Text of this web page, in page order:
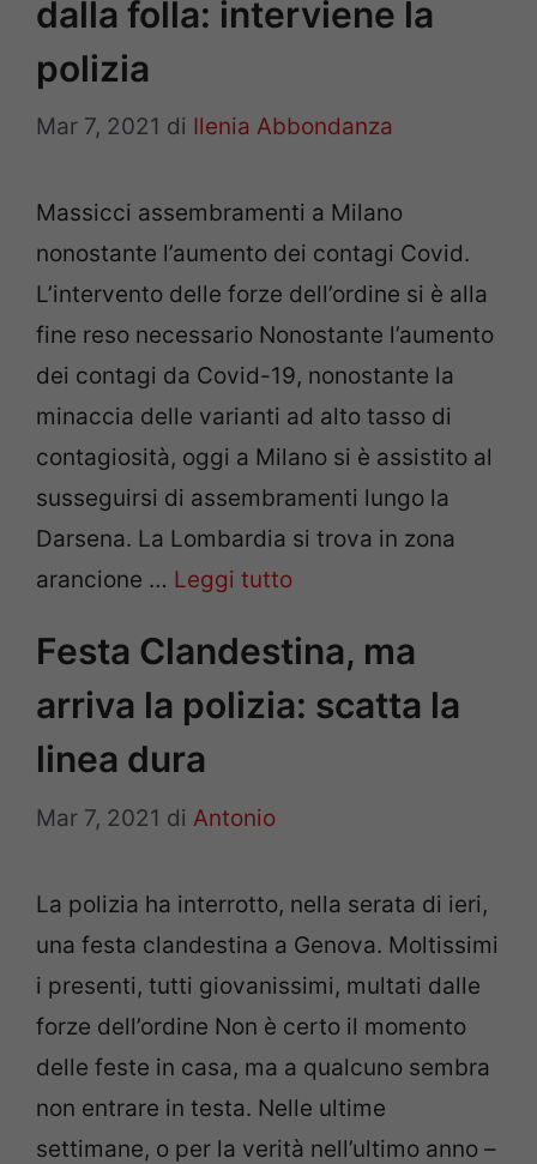
dalla folla: interviene la
polizia
Mar 7, 2021 di Ilenia Abbondanza
Massicci assembramenti a Milano
nonostante l’aumento dei contagi Covid.
L’intervento delle forze dell’ordine si è alla
fine reso necessario Nonostante l’aumento
dei contagi da Covid-19, nonostante la
minaccia delle varianti ad alto tasso di
contagiosità, oggi a Milano si è assistito al
susseguirsi di assembramenti lungo la
Darsena. La Lombardia si trova in zona
arancione … Leggi tutto
Festa Clandestina, ma
arriva la polizia: scatta la
linea dura
Mar 7, 2021 di Antonio
La polizia ha interrotto, nella serata di ieri,
una festa clandestina a Genova. Moltissimi
i presenti, tutti giovanissimi, multati dalle
forze dell’ordine Non è certo il momento
delle feste in casa, ma a qualcuno sembra
non entrare in testa. Nelle ultime
settimane, o per la verità nell’ultimo anno –